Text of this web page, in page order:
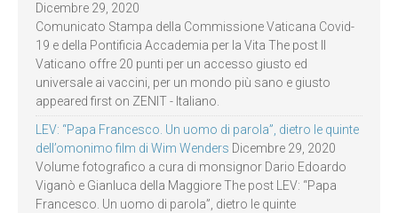
Dicembre 29, 2020
Comunicato Stampa della Commissione Vaticana Covid-
19 e della Pontificia Accademia per la Vita The post Il
Vaticano offre 20 punti per un accesso giusto ed
universale ai vaccini, per un mondo più sano e giusto
appeared first on ZENIT - Italiano.
LEV: “Papa Francesco. Un uomo di parola”, dietro le quinte
dell’omonimo film di Wim Wenders Dicembre 29, 2020
Volume fotografico a cura di monsignor Dario Edoardo
Viganò e Gianluca della Maggiore The post LEV: “Papa
Francesco. Un uomo di parola”, dietro le quinte